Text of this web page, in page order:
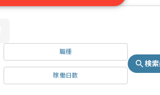
職種
稼働日数
検